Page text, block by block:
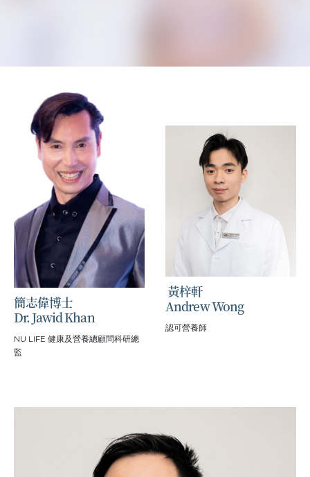
簡志偉博士
Dr. Jawid Khan
NU LIFE 健康及營養總顧問科研總
監
黃梓軒
Andrew Wong
認可營養師